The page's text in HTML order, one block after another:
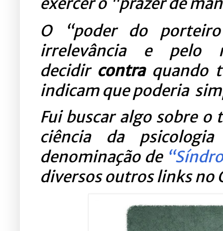
O “poder do
irrelevância e pelo
decidir contraquando
indicam que poderia
Fui buscar algo sobre o
ciência da
denominação de
diversos outros links no